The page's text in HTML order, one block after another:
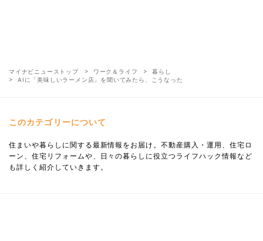
マイナビニューストップ ワーク＆ライフ
暮らし
AIに「美味しいラーメン店」を聞いてみたら、こうなった
このカテゴリーについて
住まいや暮らしに関する最新情報をお届け。不動産購入・運用、住宅ロ
ーン、住宅リフォームや、日々の暮らしに役立つライフハック情報など
も詳しく紹介していきます。